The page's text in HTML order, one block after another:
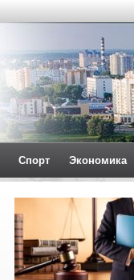
Спорт Экономика